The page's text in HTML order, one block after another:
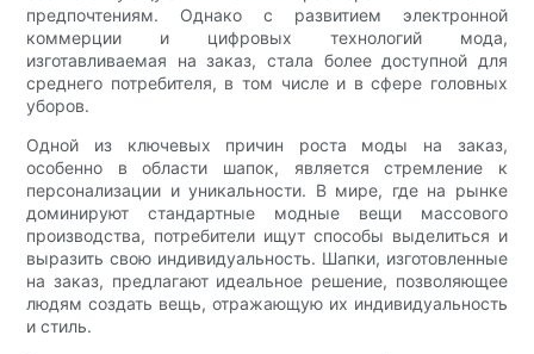
предпочтениям. Однако с развитием электронной
коммерции и цифровых технологий мода,
изготавливаемая на заказ, стала более доступной для
среднего потребителя, в том числе и в сфере головных
уборов.
Одной из ключевых причин роста моды на заказ,
особенно в области шапок, является стремление к
персонализации и уникальности. В мире, где на рынке
доминируют стандартные модные вещи массового
производства, потребители ищут способы выделиться и
выразить свою индивидуальность. Шапки, изготовленные
на заказ, предлагают идеальное решение, позволяющее
людям создать вещь, отражающую их индивидуальность
и стиль.